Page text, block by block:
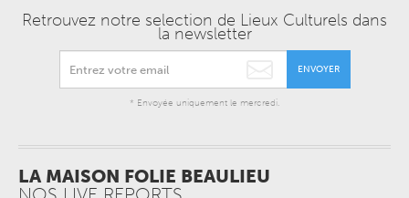
Retrouvez notre selection de Lieux Culturels dans
la newsletter
ENVOYER
* Envoyée uniquement le mercredi.
LA MAISON FOLIE BEAULIEU